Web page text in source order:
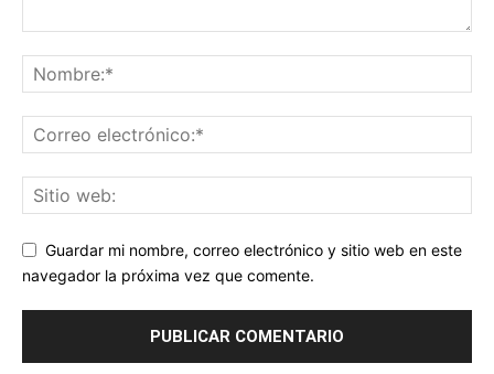
Guardar mi nombre, correo electrónico y sitio web en este
navegador la próxima vez que comente.